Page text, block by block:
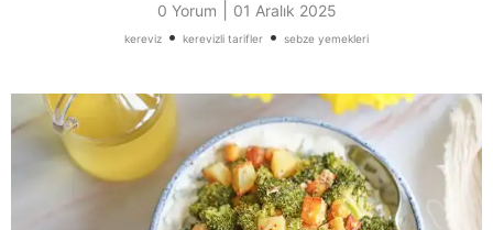
0 Yorum 01 Aralık 2025
kereviz • kerevizli tarifler • sebze yemekleri